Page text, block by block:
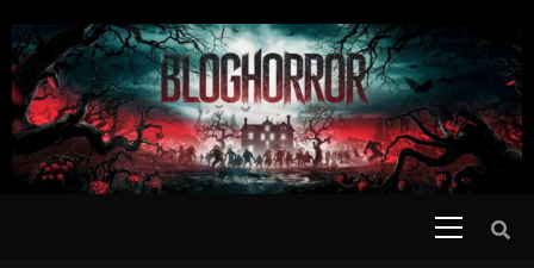
TO
CONTENT